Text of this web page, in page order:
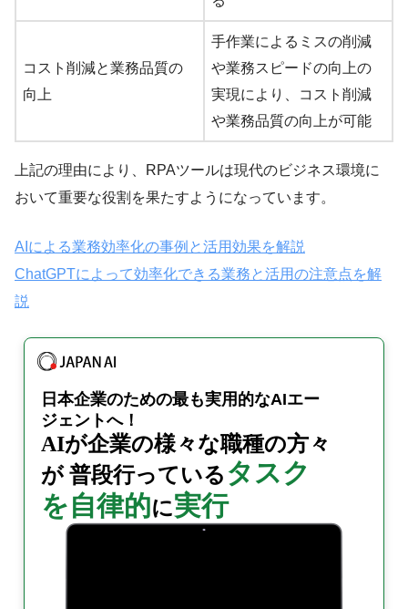
コスト削減と業務品質の
向上
手作業によるミスの削減
や業務スピードの向上の
実現により、コスト削減
や業務品質の向上が可能
上記の理由により、RPAツールは現代のビジネス環境に
おいて重要な役割を果たすようになっています。
AIによる業務効率化の事例と活用効果を解説
ChatGPTによって効率化できる業務と活用の注意点を解
説
日本企業のための最も実用的なAIエー
ジェントへ！
AIが企業の様々な職種の方々
が普段行っている タスク
を自律的に実行